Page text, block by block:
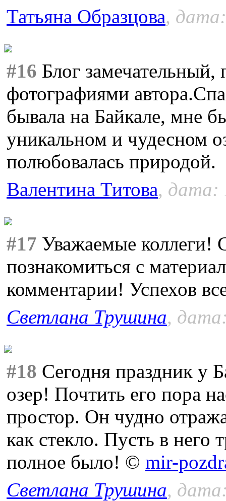
Татьяна Образцова,
#16 Блог замечательный,
фотографиями
бывала на Байкале, мне
уникальном и чудесном
полюбовалась природой.
Валентина Титова, дата:
#17 Уважаемые коллеги!
познакомиться с
комментарии! Успехов
Светлана Трушина,
#18 Сегодня праздник у
озер! Почтить его пора
простор. Он чудно
как стекло. Пусть в него
полное было! © mir-
Светлана Трушина,